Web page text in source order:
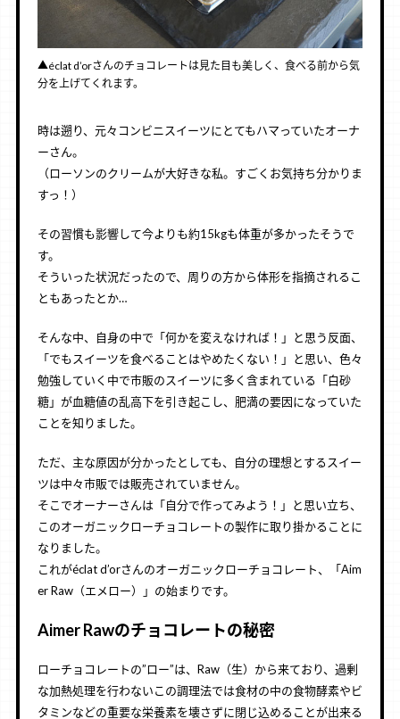
▲éclat d’orさんのチョコレートは見た目も美しく、食べる前から気
分を上げてくれます。
時は遡り、元々コンビニスイーツにとてもハマっていたオーナ
ーさん。
（ローソンのクリームが大好きな私。すごくお気持ち分かりま
すっ！）
その習慣も影響して今よりも約15kgも体重が多かったそうで
す。
そういった状況だったので、周りの方から体形を指摘されるこ
ともあったとか…
そんな中、自身の中で「何かを変えなければ！」と思う反面、
「でもスイーツを食べることはやめたくない！」と思い、色々
勉強していく中で市販のスイーツに多く含まれている「白砂
糖」が血糖値の乱高下を引き起こし、肥満の要因になっていた
ことを知りました。
ただ、主な原因が分かったとしても、自分の理想とするスイー
ツは中々市販では販売されていません。
そこでオーナーさんは「自分で作ってみよう！」と思い立ち、
このオーガニックローチョコレートの製作に取り掛かることに
なりました。
これがéclat d’orさんのオーガニックローチョコレート、「Aim
er Raw（エメロー）」の始まりです。
Aimer Rawのチョコレートの秘密
ローチョコレートの”ロー”は、Raw（生）から来ており、過剰
な加熱処理を行わないこの調理法では食材の中の食物酵素やビ
タミンなどの重要な栄養素を壊さずに閉じ込めることが出来る